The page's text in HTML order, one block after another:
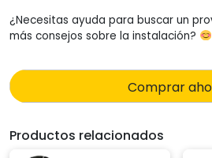
¿Necesitas ayuda para buscar un
más consejos sobre la instalación?
Comprar
Productos relacionados